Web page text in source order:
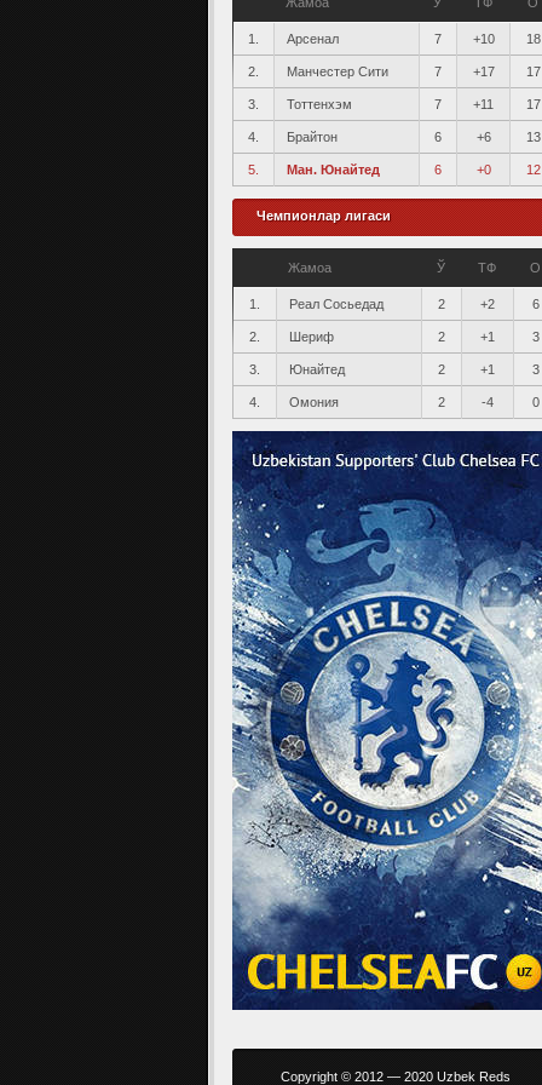
1. Арсенал 7 +10 18
2. Манчестер Сити 7 +17 17
3. Тоттенхэм 7 +11 17
4. Брайтон 6 +6 13
5. Ман. Юнайтед 6 +0 12
Чемпионлар лигаси
Жамоа Ў ТФ О
1. Реал Сосьедад 2 +2 6
2. Шериф 2 +1 3
3. Юнайтед 2 +1 3
4. Омония 2 -4 0
Copyright © 2012 — 2020 Uzbek Reds